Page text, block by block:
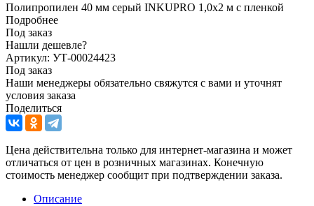
Полипропилен 40 мм серый INKUPRO 1,0х2 м с пленкой
Подробнее
Под заказ
Нашли дешевле?
Артикул: УТ-00024423
Под заказ
Наши менеджеры обязательно свяжутся с вами и уточнят
условия заказа
Поделиться
Цена действительна только для интернет-магазина и может
отличаться от цен в розничных магазинах. Конечную
стоимость менеджер сообщит при подтверждении заказа.
Описание